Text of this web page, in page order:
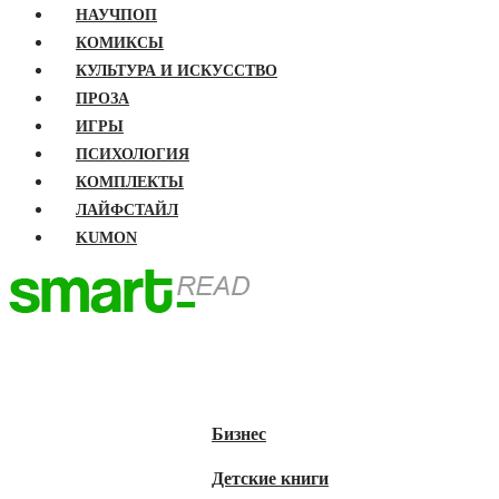
НАУЧПОП
КОМИКСЫ
КУЛЬТУРА И ИСКУССТВО
ПРОЗА
ИГРЫ
ПСИХОЛОГИЯ
КОМПЛЕКТЫ
ЛАЙФСТАЙЛ
KUMON
Бизнес
Детские книги